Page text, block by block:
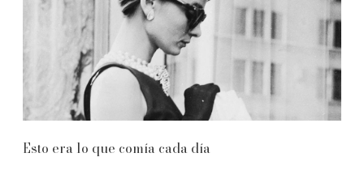
Esto era lo que comía cada día